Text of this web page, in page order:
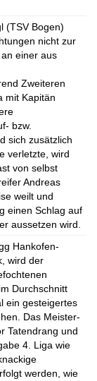
(TSV Bogen)
nicht zur
einer aus
Zweiteren
mit Kapitän
bzw.
sich zusätzlich
verletzte, wird
von selbst
Andreas
weilt und
einen Schlag auf
aussetzen wird.
Hankofen-
wird der
Durchschnitt
ein gesteigertes
Das Meister-
Tatendrang und
4. Liga wie
werden, wie